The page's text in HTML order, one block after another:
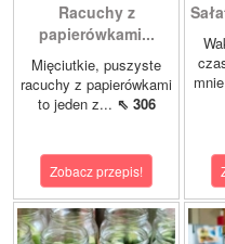
Racuchy z
papierówkami...
Mięciutkie, puszyste
racuchy z papierówkami
to jeden z... ⇖ 306
Zobacz przepis!